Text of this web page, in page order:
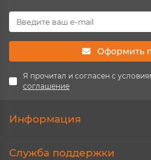
Оформить
Я прочитал и согласен с
соглашение
Информация
Служба поддержки